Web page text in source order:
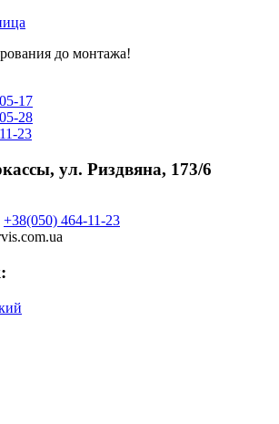
до монтажа!
17
28
23
ул. Риздвяна, 173/6
+38(050) 464-11-23